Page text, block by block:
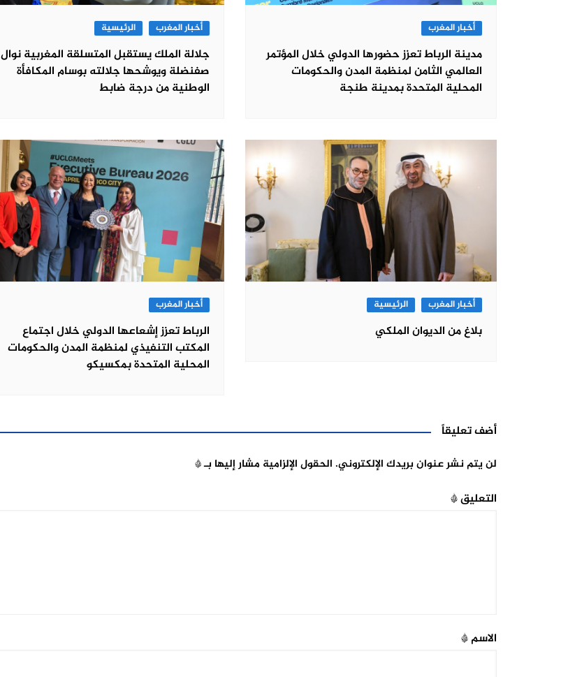
أخبار المغرب
مدينة الرباط تعزز حضورها الدولي خلال المؤتمر
العالمي الثامن لمنظمة المدن والحكومات
المحلية المتحدة بمدينة طنجة
أخبار المغرب الرئيسية
جلالة الملك يستقبل المتسلقة المغربية نوال
صفنضلة ويوشحها جلالته بوسام المكافأة
الوطنية من درجة ضابط
أخبار المغرب الرئيسية
بلاغ من الديوان الملكي
أخبار المغرب
الرباط تعزز إشعاعها الدولي خلال اجتماع
المكتب التنفيذي لمنظمة المدن والحكومات
المحلية المتحدة بمكسيكو
أضف تعليقاً
لن يتم نشر عنوان بريدك الإلكتروني. الحقول الإلزامية مشار إليها بـ*
التعليق*
الاسم*